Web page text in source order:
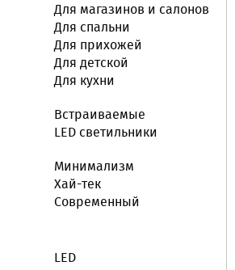
Для магазинов и салонов
Для спальни
Для прихожей
Для детской
Для кухни
Встраиваемые
LED cветильники
Минимализм
Хай-тек
Современный
LED